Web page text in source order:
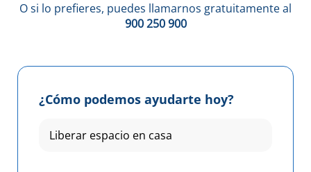
O si lo prefieres, puedes llamarnos gratuitamente al
900 250 900
¿Cómo podemos ayudarte hoy?